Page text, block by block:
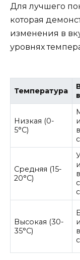
Для лучшего
которая
изменения в
уровнях
Температура
Низкая (0-
5°C)
Средняя (15-
20°C)
Высокая (30-
35°C)